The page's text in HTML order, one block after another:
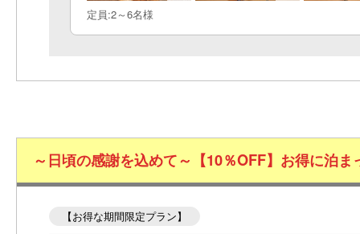
定員:2～6名様
～日頃の感謝を込めて～【10％OFF】お得に泊
【お得な期間限定プラン】